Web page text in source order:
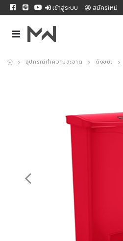
เข้าสู่ระบบ สมัครใหม่
อุปกรณ์ทำความสะอาด ถังขยะ